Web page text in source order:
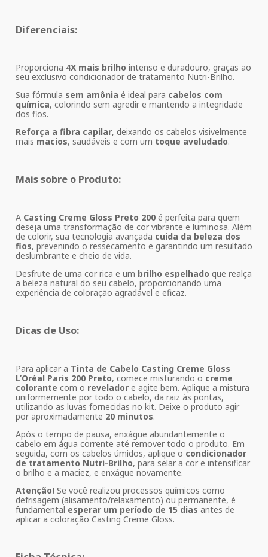
Diferenciais:
Proporciona 4X mais brilho intenso e duradouro, graças ao
seu exclusivo condicionador de tratamento Nutri-Brilho.
Sua fórmula sem amônia é ideal para cabelos com
química, colorindo sem agredir e mantendo a integridade
dos fios.
Reforça a fibra capilar, deixando os cabelos visivelmente
mais macios, saudáveis e com um toque aveludado.
Mais sobre o Produto:
A Casting Creme Gloss Preto 200 é perfeita para quem
deseja uma transformação de cor vibrante e luminosa. Além
de colorir, sua tecnologia avançada cuida da beleza dos
fios, prevenindo o ressecamento e garantindo um resultado
deslumbrante e cheio de vida.
Desfrute de uma cor rica e um brilho espelhado que realça
a beleza natural do seu cabelo, proporcionando uma
experiência de coloração agradável e eficaz.
Dicas de Uso:
Para aplicar a Tinta de Cabelo Casting Creme Gloss
L’Oréal Paris 200 Preto, comece misturando o creme
colorante com o revelador e agite bem. Aplique a mistura
uniformemente por todo o cabelo, da raiz às pontas,
utilizando as luvas fornecidas no kit. Deixe o produto agir
por aproximadamente 20 minutos.
Após o tempo de pausa, enxágue abundantemente o
cabelo em água corrente até remover todo o produto. Em
seguida, com os cabelos úmidos, aplique o condicionador
de tratamento Nutri-Brilho, para selar a cor e intensificar
o brilho e a maciez, e enxágue novamente.
Atenção! Se você realizou processos químicos como
defrisagem (alisamento/relaxamento) ou permanente, é
fundamental esperar um período de 15 dias antes de
aplicar a coloração Casting Creme Gloss.